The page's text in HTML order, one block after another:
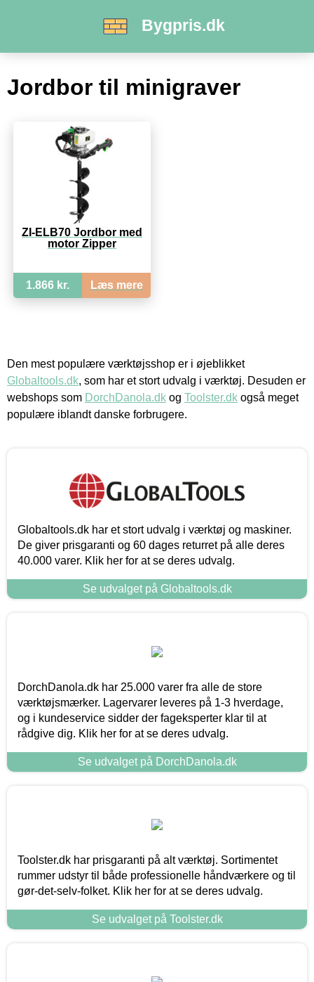
Bygpris.dk
Jordbor til minigraver
ZI-ELB70 Jordbor med
motor Zipper
1.866 kr. Læs mere
Den mest populære værktøjsshop er i øjeblikket
Globaltools.dk, som har et stort udvalg i værktøj. Desuden er
webshops som DorchDanola.dk og Toolster.dk også meget
populære iblandt danske forbrugere.
Globaltools.dk har et stort udvalg i værktøj og maskiner.
De giver prisgaranti og 60 dages returret på alle deres
40.000 varer. Klik her for at se deres udvalg.
Se udvalget på Globaltools.dk
DorchDanola.dk har 25.000 varer fra alle de store
værktøjsmærker. Lagervarer leveres på 1-3 hverdage,
og i kundeservice sidder der fageksperter klar til at
rådgive dig. Klik her for at se deres udvalg.
Se udvalget på DorchDanola.dk
Toolster.dk har prisgaranti på alt værktøj. Sortimentet
rummer udstyr til både professionelle håndværkere og til
gør-det-selv-folket. Klik her for at se deres udvalg.
Se udvalget på Toolster.dk